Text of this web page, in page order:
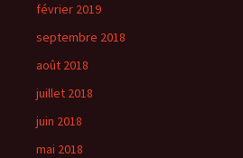
février 2019
septembre 2018
août 2018
juillet 2018
juin 2018
mai 2018